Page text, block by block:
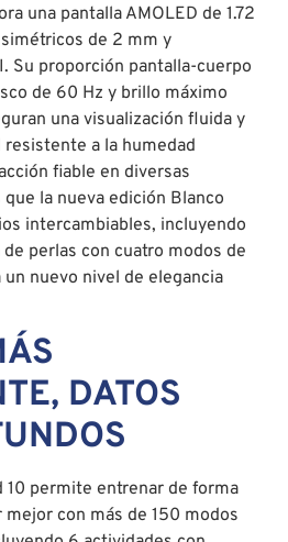
una pantalla AMOLED de 1.72
de 2 mm y
Su proporción pantalla-cuerpo
de 60 Hz y brillo máximo
una visualización fluida y
a la humedad
fiable en diversas
la nueva edición Blanco
intercambiables, incluyendo
perlas con cuatro modos de
nuevo nivel de elegancia
DATOS
10 permite entrenar de forma
con más de 150 modos